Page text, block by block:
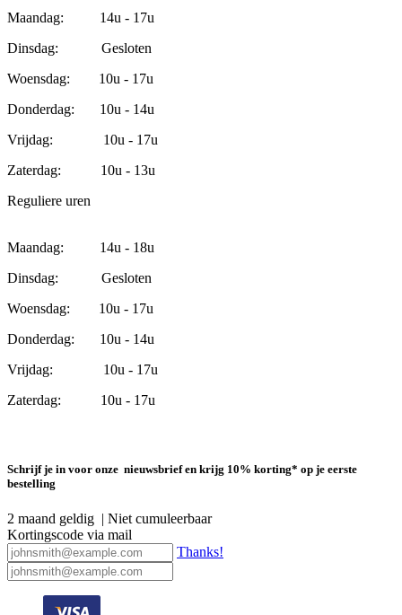
Maandag: 14u - 17u
Dinsdag: Gesloten
Woensdag: 10u - 17u
Donderdag: 10u - 14u
Vrijdag: 10u - 17u
Zaterdag: 10u - 13u
Reguliere uren
Maandag: 14u - 18u
Dinsdag: Gesloten
Woensdag: 10u - 17u
Donderdag: 10u - 14u
Vrijdag: 10u - 17u
Zaterdag: 10u - 17u
Schrijf je in voor onze nieuwsbrief en krijg 10% korting* op je eerste
bestelling
2 maand geldig | Niet cumuleerbaar
Kortingscode via mail
Thanks!